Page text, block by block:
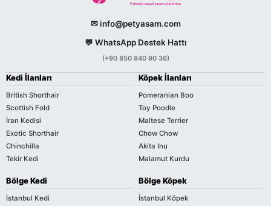
✉ info@petyasam.com
💬 WhatsApp Destek Hattı
(+90 850 840 90 36)
Kedi İlanları
British Shorthair
Scottish Fold
İran Kedisi
Exotic Shorthair
Chinchilla
Tekir Kedi
Köpek İlanları
Pomeranian Boo
Toy Poodle
Maltese Terrier
Chow Chow
Akita Inu
Malamut Kurdu
Bölge Kedi
İstanbul Kedi
Bölge Köpek
İstanbul Köpek